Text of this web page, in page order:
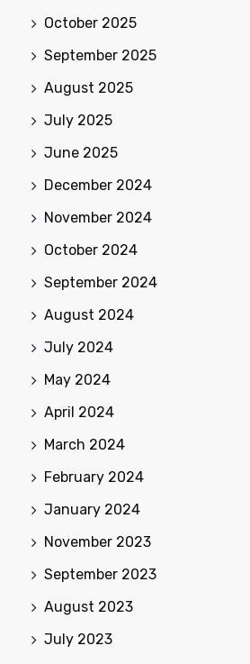
October 2025
September 2025
August 2025
July 2025
June 2025
December 2024
November 2024
October 2024
September 2024
August 2024
July 2024
May 2024
April 2024
March 2024
February 2024
January 2024
November 2023
September 2023
August 2023
July 2023